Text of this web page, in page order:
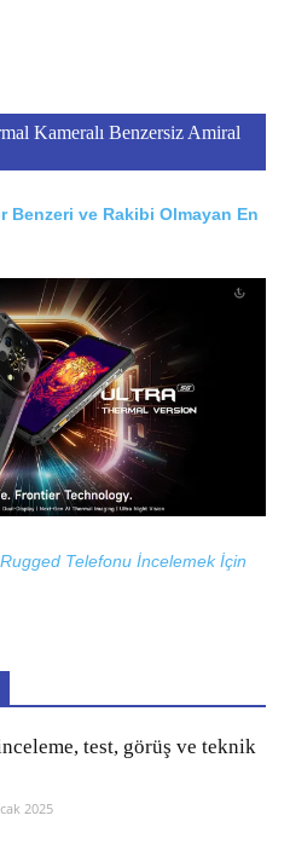
Kameralı Benzersiz Amiral
Benzeri ve Rakibi Olmayan En
Telefonu İncelemek İçin
test, görüş ve teknik
2025